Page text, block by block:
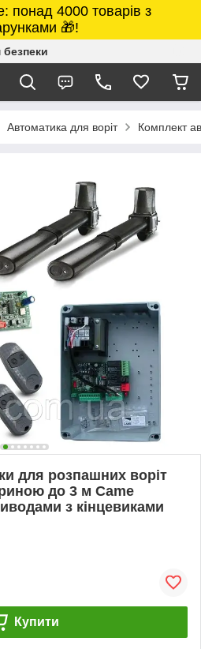
понад 4000 товарів з
🎁!
безпеки
Автоматика для воріт Комплект
для розпашних воріт
до 3 м Came
з кінцевиками
Купити